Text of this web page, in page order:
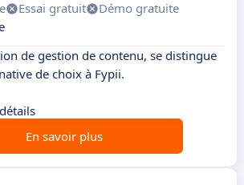
Essai gratuit
Démo gratuite
de gestion de contenu, se distingue
de choix à Fypii.
En savoir plus